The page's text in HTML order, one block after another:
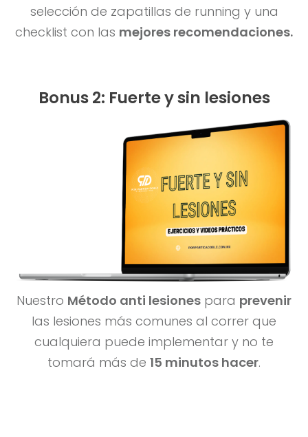
selección de zapatillas de running y una
checklist con las mejores recomendaciones.
Bonus 2: Fuerte y sin lesiones
Nuestro Método anti lesiones para prevenir
las lesiones más comunes al correr que
cualquiera puede implementar y no te
tomará más de 15 minutos hacer.